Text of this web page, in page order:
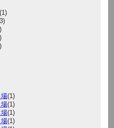
(1)
(1)
(1)
(1)
(1)